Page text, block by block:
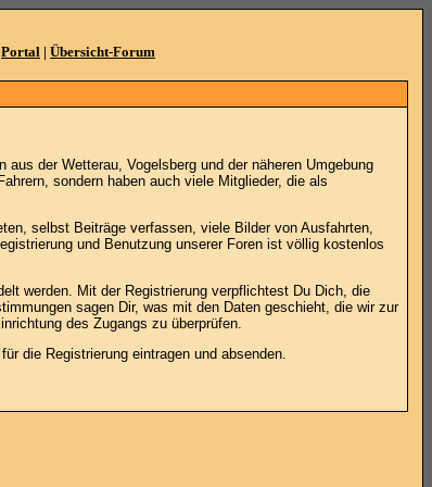
Portal | Übersicht-Forum
der Wetterau, Vogelsberg und der näheren Umgebung
sondern haben auch viele Mitglieder, die als
selbst Beiträge verfassen, viele Bilder von Ausfahrten,
und Benutzung unserer Foren ist völlig kostenlos
werden. Mit der Registrierung verpflichtest Du Dich, die
sagen Dir, was mit den Daten geschieht, die wir zur
des Zugangs zu überprüfen.
die Registrierung eintragen und absenden.